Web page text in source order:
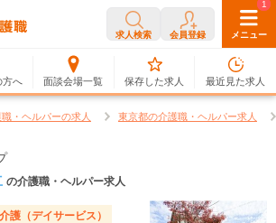
求人検索 会員登録 メニュー
方へ 面談会場一覧
0
保存した求人
1
最近見た求人
・ヘルパーの求人 東京都の介護職・ヘルパー求人
の介護職・ヘルパー求人
護（デイサービス）